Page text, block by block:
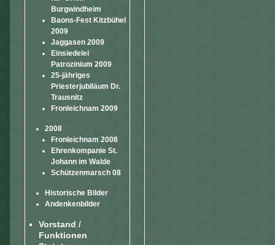
Burgwindheim
Baons-Fest Kitzbühel
2009
Jaggasen 2009
Einsiedelei
Patrozinium 2009
25-jähriges
Priesterjubiläum Dr.
Trausnitz
Fronleichnam 2009
2008
Fronleichnam 2008
Ehrenkompanie St.
Johann im Walde
Schützenmarsch 08
Historische Bilder
Andenkenbilder
Vorstand /
Funktionen